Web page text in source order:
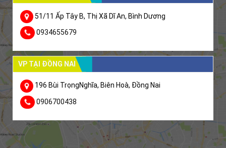
51/11 Ấp Tây B, Thị Xã Dĩ An, Bình Dương
0934655679
VP TẠI ĐỒNG NAI
196 Bùi TrọngNghĩa, Biên Hoà, Đồng Nai
0906700438